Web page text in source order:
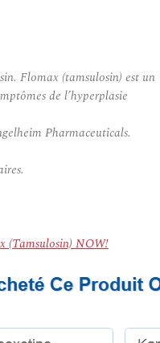
Flomax (tamsulosin) est un
de l’hyperplasie
Pharmaceuticals.
(Tamsulosin) NOW!